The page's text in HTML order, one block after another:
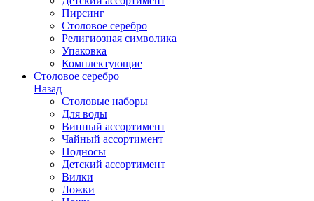
Пирсинг
Столовое серебро
Религиозная символика
Упаковка
Комплектующие
Столовое серебро
Назад
Столовые наборы
Для воды
Винный ассортимент
Чайный ассортимент
Подносы
Детский ассортимент
Вилки
Ложки